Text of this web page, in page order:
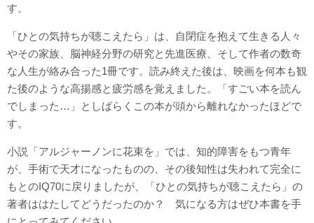
す。
「ひとの気持ちが聴こえたら」は、自閉症を抱えて生きる人々
やその家族、脳神経分野の研究と先進医療、そして作者の数奇
な人生が絡み合った1冊です。読み終えた後は、映画を何本も観
た後のような高揚感と疲労感を覚えました。「すごい本を読ん
でしまった…」としばらくこの本が頭から離れなかったほどで
す。
小説「アルジャーノンに花束を」では、知的障害をもつ青年
が、手術で天才になったものの、その後知性は失われて完全に
もとのIQ70に戻りましたが、「ひとの気持ちが聴こえたら」の
著者ははたしてどうだったのか？ 気になる方はぜひ本書を手